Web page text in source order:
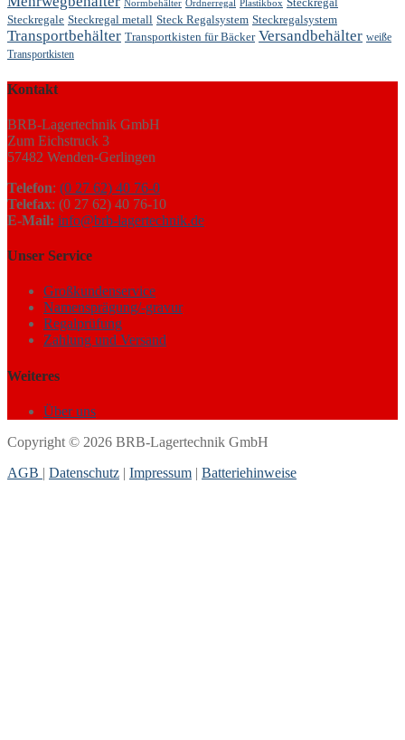
Normbehälter Ordnerregal Plastikbox
Steckregale Steckregal metall Steck Regalsystem Steckregalsystem
Transportbehälter Transportkisten für Bäcker Versandbehälter weiße
Transportkisten
Kontakt
BRB-Lagertechnik GmbH
Zum Eichstruck 3
57482 Wenden-Gerlingen
Telefon: (0 27 62) 40 76-0
Telefax: (0 27 62) 40 76-10
E-Mail: info@brb-lagertechnik.de
Unser Service
Großkundenservice
Namensprägung/-gravur
Regalprüfung
Zahlung und Versand
Weiteres
Über uns
Copyright © 2026 BRB-Lagertechnik GmbH
AGB | Datenschutz | Impressum | Batteriehinweise